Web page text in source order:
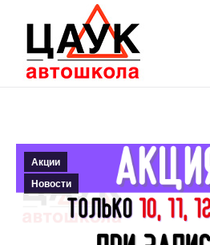
Акции
Новости